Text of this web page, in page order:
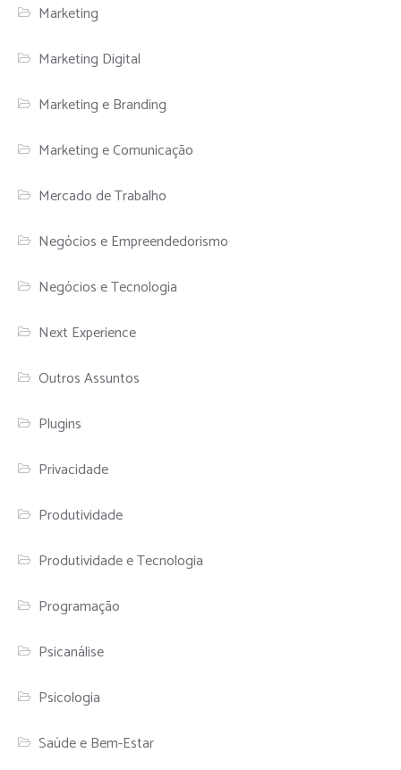
Marketing
Marketing Digital
Marketing e Branding
Marketing e Comunicação
Mercado de Trabalho
Negócios e Empreendedorismo
Negócios e Tecnologia
Next Experience
Outros Assuntos
Plugins
Privacidade
Produtividade
Produtividade e Tecnologia
Programação
Psicanálise
Psicologia
Saúde e Bem-Estar